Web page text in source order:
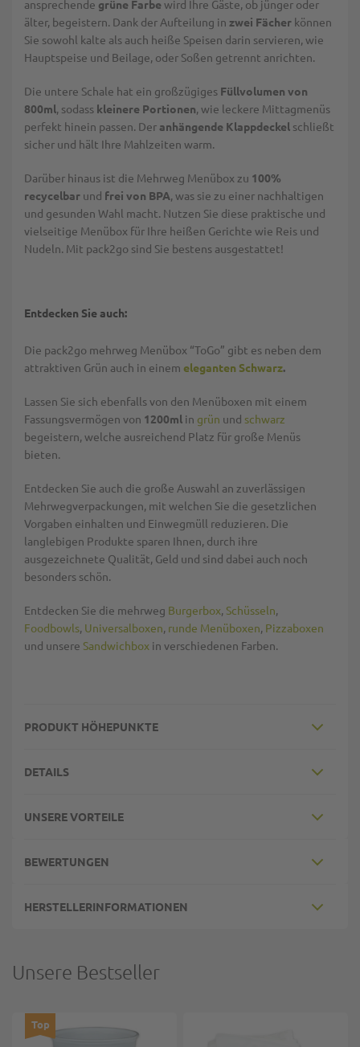
ansprechende grüne Farbewird Ihre Gäste, ob jünger oder
älter, begeistern. Dank der Aufteilung in zwei Fächer können
Sie sowohl kalte als auch heiße Speisen darin servieren, wie
Hauptspeise und Beilage, oder Soßen getrennt anrichten.
Die untere Schale hat ein großzügiges Füllvolumen von
800ml, sodass kleinere Portionen, wie leckere Mittagmenüs
perfekt hinein passen. Der anhängende Klappdeckel schließt
sicher und hält Ihre Mahlzeiten warm.
Darüber hinaus ist die Mehrweg Menübox zu 100%
recycelbar und frei von BPA, was sie zu einer nachhaltigen
und gesunden Wahl macht. Nutzen Sie diese praktische und
vielseitige Menübox für Ihre heißen Gerichte wie Reis und
Nudeln. Mit pack2go sind Sie bestens ausgestattet!
Entdecken Sie auch:
Die pack2go mehrweg Menübox “ToGo” gibt es neben dem
attraktiven Grün auch in einem eleganten Schwarz.
Lassen Sie sich ebenfalls von den Menüboxen mit einem
Fassungsvermögen von 1200ml in grün und schwarz
begeistern, welche ausreichend Platz für große Menüs
bieten.
Entdecken Sie auch die große Auswahl an zuverlässigen
Mehrwegverpackungen, mit welchen Sie die gesetzlichen
Vorgaben einhalten und Einwegmüll reduzieren. Die
langlebigen Produkte sparen Ihnen, durch ihre
ausgezeichnete Qualität, Geld und sind dabei auch noch
besonders schön.
Entdecken Sie die mehrweg Burgerbox, Schüsseln,
Foodbowls, Universalboxen, runde Menüboxen, Pizzaboxen
und unsere Sandwichbox in verschiedenen Farben.
PRODUKT HÖHEPUNKTE
DETAILS
UNSERE VORTEILE
BEWERTUNGEN
HERSTELLERINFORMATIONEN
Unsere Bestseller
Top